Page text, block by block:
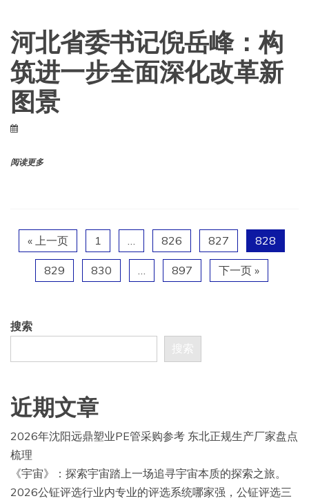
河北省委书记倪岳峰：构
筑进一步全面深化改革新
图景
阅读更多
« 上一页 1 … 826 827 828
829 830 … 897 下一页 »
搜索
搜索
近期文章
2026年沈阳远鼎塑业PE管采购参考 东北正规生产厂家盘点
梳理
《宇宙》：探索宇宙踏上一场追寻宇宙本质的探索之旅。
2026公钲评选行业内专业的评选系统哪家强，公钲评选三